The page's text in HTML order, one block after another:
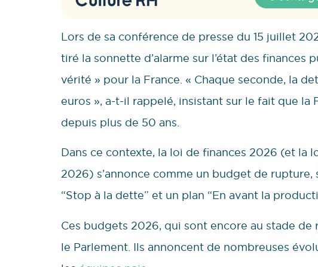
Lors de sa conférence de presse du 15 juillet
tiré la sonnette d’alarme sur l’état des finances
vérité » pour la France. « Chaque seconde, la
euros », a-t-il rappelé, insistant sur le fait que la
depuis plus de 50 ans.
Dans ce contexte, la loi de finances 2026 (et la
2026) s’annonce comme un budget de
“Stop à la dette” et un plan “En avant la
Ces budgets 2026, qui sont encore au stade
le Parlement. Ils annoncent de nombreuses